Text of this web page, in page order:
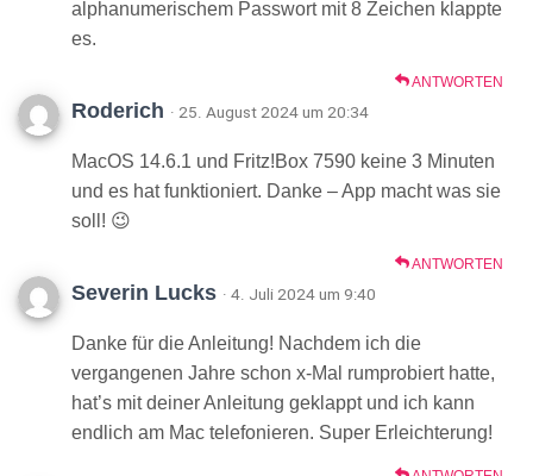
alphanumerischem Passwort mit 8 Zeichen klappte
es.
ANTWORTEN
Roderich · 25. August 2024 um 20:34
MacOS 14.6.1 und Fritz!Box 7590 keine 3 Minuten
und es hat funktioniert. Danke – App macht was sie
soll! 😉
ANTWORTEN
Severin Lucks · 4. Juli 2024 um 9:40
Danke für die Anleitung! Nachdem ich die
vergangenen Jahre schon x-Mal rumprobiert hatte,
hat’s mit deiner Anleitung geklappt und ich kann
endlich am Mac telefonieren. Super Erleichterung!